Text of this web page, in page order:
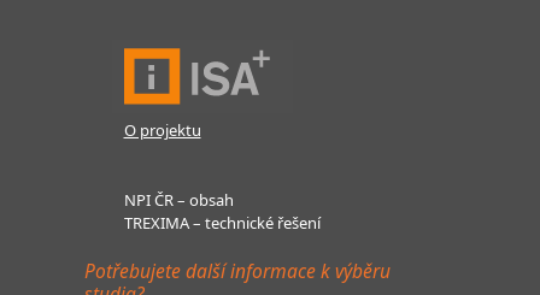
O projektu
NPI ČR – obsah
TREXIMA – technické řešení
Potřebujete další informace k výběru